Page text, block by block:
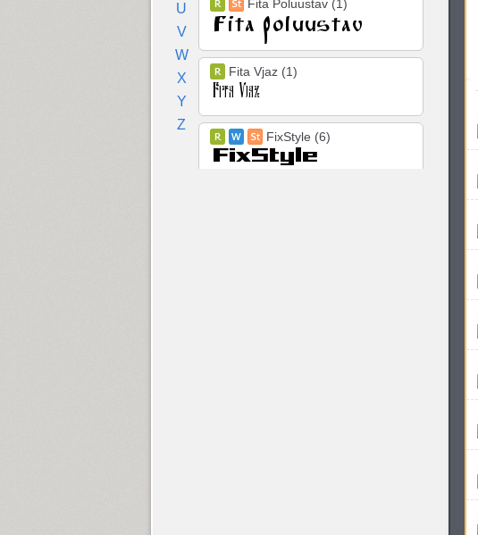
U
V
W
X
Y
Z
Fita Poluustav (1)
Fita Vjaz (1)
FixStyle (6)